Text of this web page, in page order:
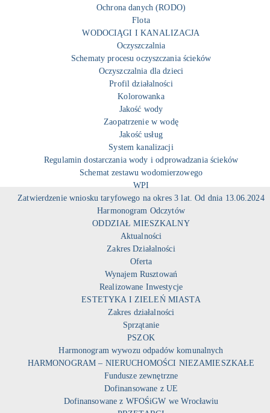
Ochrona danych (RODO)
Flota
WODOCIĄGI I KANALIZACJA
Oczyszczalnia
Schematy procesu oczyszczania ścieków
Oczyszczalnia dla dzieci
Profil działalności
Kolorowanka
Jakość wody
Zaopatrzenie w wodę
Jakość usług
System kanalizacji
Regulamin dostarczania wody i odprowadzania ścieków
Schemat zestawu wodomierzowego
WPI
Zatwierdzenie wniosku taryfowego na okres 3 lat. Od dnia 13.06.2024
Harmonogram Odczytów
ODDZIAŁ MIESZKALNY
Aktualności
Zakres Działalności
Oferta
Wynajem Rusztowań
Realizowane Inwestycje
ESTETYKA I ZIELEŃ MIASTA
Zakres działalności
Sprzątanie
PSZOK
Harmonogram wywozu odpadów komunalnych
HARMONOGRAM – NIERUCHOMOŚCI NIEZAMIESZKAŁE
Fundusze zewnętrzne
Dofinansowane z UE
Dofinansowane z WFOŚiGW we Wrocławiu